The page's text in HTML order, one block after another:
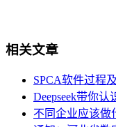
相关文章
SPCA软件过程
Deepseek带你
不同企业应该做